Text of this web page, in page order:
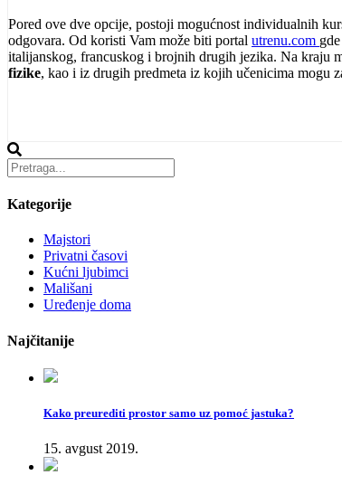
Pored ove dve opcije, postoji mogućnost individualnih
odgovara. Od koristi Vam može biti portal utrenu.com
italijanskog, francuskog i brojnih drugih jezika. Na kraju
fizike, kao i iz drugih predmeta iz kojih učenicima mogu
Kategorije
Majstori
Privatni časovi
Kućni ljubimci
Mališani
Uređenje doma
Najčitanije
Kako preurediti prostor samo uz pomoć jastuka?
15. avgust 2019.